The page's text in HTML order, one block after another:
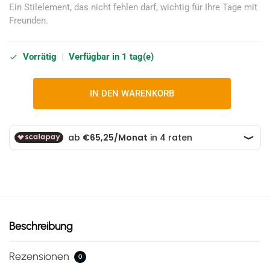
Ein Stilelement, das nicht fehlen darf, wichtig für Ihre Tage mit
Freunden.
Vorrätig Verfügbar in 1 tag(e)
IN DEN WARENKORB
Beschreibung
Rezensionen 0